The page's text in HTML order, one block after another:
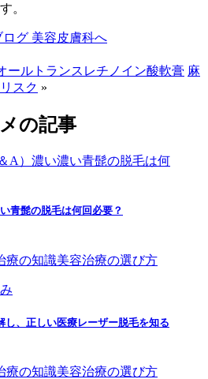
。
ールトランスレチノイン酸軟膏 麻
スク »
の記事
青髭の脱毛は何回必要？
療の知識美容治療の選び方
し、正しい医療レーザー脱毛を知る
療の知識美容治療の選び方